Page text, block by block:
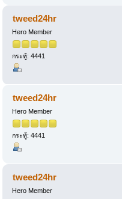
tweed24hr
Hero Member
กระทู้: 4441
tweed24hr
Hero Member
กระทู้: 4441
tweed24hr
Hero Member